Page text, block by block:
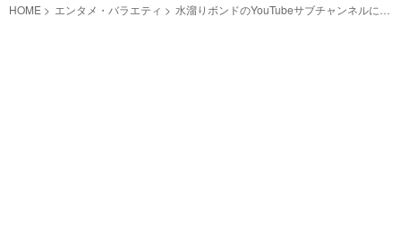
HOME エンタメ・バラエティ 水溜りボンドのYouTubeサブチャンネルに出
演できるチャンス！ LINE LIVEでイベント